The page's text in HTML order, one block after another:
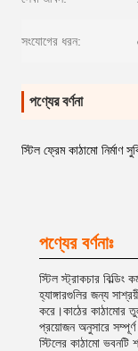
সংযোগের ধরন:
পণ্যের বর্ণনা
স্টিল ফ্রেম কাঠামো নির্মাণ
পণ্যের বর্ণনাঃ
স্টিল স্ট্রাকচার
হ্যাঙ্গারগুলির জন্য
করে।কাঠের কাঠামোর
প্রয়োজন অনুসারে
স্টিলের কাঠামো